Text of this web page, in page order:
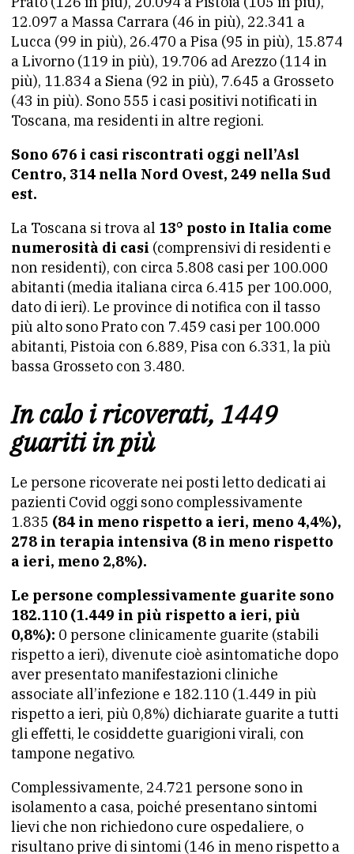
12.097 a Massa Carrara (46 in più), 22.341 a
Lucca (99 in più), 26.470 a Pisa (95 in più), 15.874
a Livorno (119 in più), 19.706 ad Arezzo (114 in
più), 11.834 a Siena (92 in più), 7.645 a Grosseto
(43 in più). Sono 555 i casi positivi notificati in
Toscana, ma residenti in altre regioni.
Sono 676 i casi riscontrati oggi nell’Asl
Centro, 314 nella Nord Ovest, 249 nella Sud
est.
La Toscana si trova al 13° posto in Italia come
numerosità di casi (comprensivi di residenti e
non residenti), con circa 5.808 casi per 100.000
abitanti (media italiana circa 6.415 per 100.000,
dato di ieri). Le province di notifica con il tasso
più alto sono Prato con 7.459 casi per 100.000
abitanti, Pistoia con 6.889, Pisa con 6.331, la più
bassa Grosseto con 3.480.
In calo i ricoverati, 1449
guariti in più
Le persone ricoverate nei posti letto dedicati ai
pazienti Covid oggi sono complessivamente
1.835 (84 in meno rispetto a ieri, meno 4,4%),
278 in terapia intensiva (8 in meno rispetto
a ieri, meno 2,8%).
Le persone complessivamente guarite sono
182.110 (1.449 in più rispetto a ieri, più
0,8%): 0 persone clinicamente guarite (stabili
rispetto a ieri), divenute cioè asintomatiche dopo
aver presentato manifestazioni cliniche
associate all’infezione e 182.110 (1.449 in più
rispetto a ieri, più 0,8%) dichiarate guarite a tutti
gli effetti, le cosiddette guarigioni virali, con
tampone negativo.
Complessivamente, 24.721 persone sono in
isolamento a casa, poiché presentano sintomi
lievi che non richiedono cure ospedaliere, o
risultano prive di sintomi (146 in meno rispetto a